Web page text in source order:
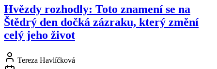
Hvězdy rozhodly: Toto znamení se na
Štědrý den dočká zázraku, který změní
celý jeho život
Tereza Havlíčková